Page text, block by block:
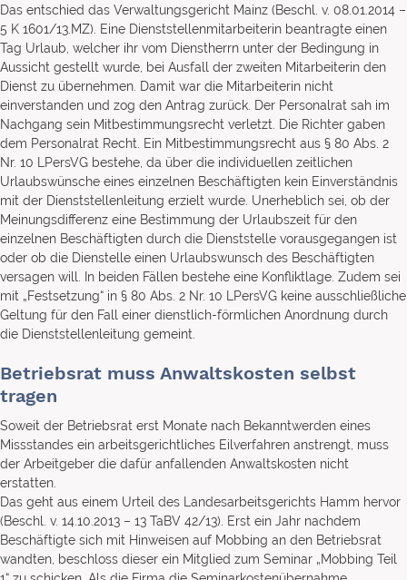
Das entschied das Verwaltungsgericht Mainz (Beschl. v. 08.01.2014 –
5 K 1601/13.MZ). Eine Dienststellenmitarbeiterin beantragte einen
Tag Urlaub, welcher ihr vom Dienstherrn unter der Bedingung in
Aussicht gestellt wurde, bei Ausfall der zweiten Mitarbeiterin den
Dienst zu übernehmen. Damit war die Mitarbeiterin nicht
einverstanden und zog den Antrag zurück. Der Personalrat sah im
Nachgang sein Mitbestimmungsrecht verletzt. Die Richter gaben
dem Personalrat Recht. Ein Mitbestimmungsrecht aus § 80 Abs. 2
Nr. 10 LPersVG bestehe, da über die individuellen zeitlichen
Urlaubswünsche eines einzelnen Beschäftigten kein Einverständnis
mit der Dienststellenleitung erzielt wurde. Unerheblich sei, ob der
Meinungsdifferenz eine Bestimmung der Urlaubszeit für den
einzelnen Beschäftigten durch die Dienststelle vorausgegangen ist
oder ob die Dienstelle einen Urlaubswunsch des Beschäftigten
versagen will. In beiden Fällen bestehe eine Konfliktlage. Zudem sei
mit „Festsetzung“ in § 80 Abs. 2 Nr. 10 LPersVG keine ausschließliche
Geltung für den Fall einer dienstlich-förmlichen Anordnung durch
die Dienststellenleitung gemeint.
Betriebsrat muss Anwaltskosten selbst
tragen
Soweit der Betriebsrat erst Monate nach Bekanntwerden eines
Missstandes ein arbeitsgerichtliches Eilverfahren anstrengt, muss
der Arbeitgeber die dafür anfallenden Anwaltskosten nicht
erstatten.
Das geht aus einem Urteil des Landesarbeitsgerichts Hamm hervor
(Beschl. v. 14.10.2013 – 13 TaBV 42/13). Erst ein Jahr nachdem
Beschäftigte sich mit Hinweisen auf Mobbing an den Betriebsrat
wandten, beschloss dieser ein Mitglied zum Seminar „Mobbing Teil